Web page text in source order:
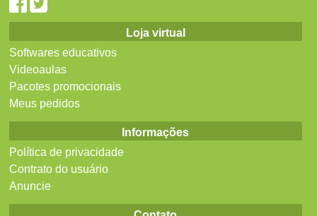
Loja virtual
Softwares educativos
Videoaulas
Pacotes promocionais
Meus pedidos
Informações
Política de privacidade
Contrato do usuário
Anuncie